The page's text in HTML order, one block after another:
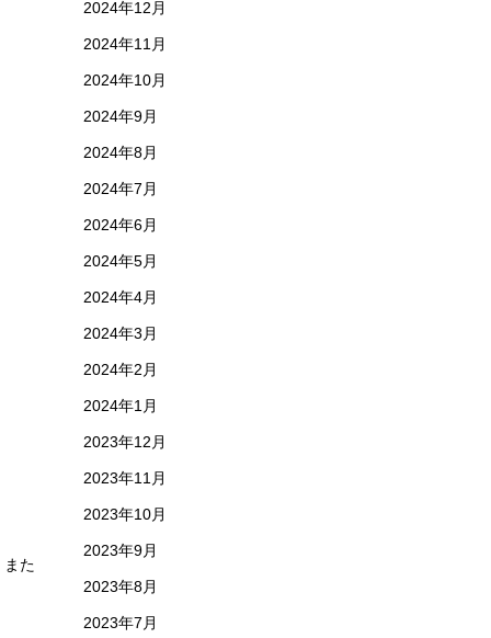
また
2024年12月
2024年11月
2024年10月
2024年9月
2024年8月
2024年7月
2024年6月
2024年5月
2024年4月
2024年3月
2024年2月
2024年1月
2023年12月
2023年11月
2023年10月
2023年9月
2023年8月
2023年7月